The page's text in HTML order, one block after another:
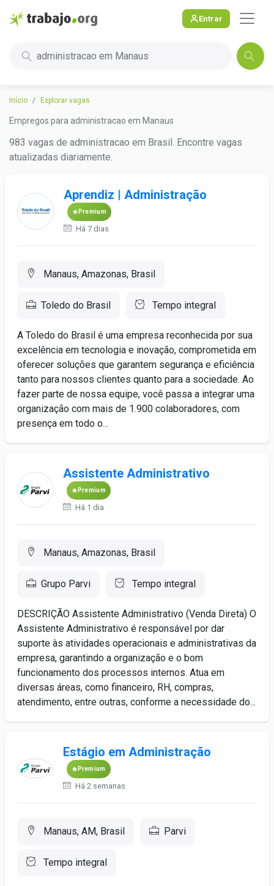
Entrar
administracao em Manaus
Início Explorar vagas
Empregos para administracao em Manaus
983 vagas de administracao em Brasil. Encontre vagas
atualizadas diariamente.
Aprendiz | Administração
Premium
Há 7 dias
Manaus, Amazonas, Brasil
Toledo do Brasil Tempo integral
A Toledo do Brasil é uma empresa reconhecida por sua
excelência em tecnologia e inovação, comprometida em
oferecer soluções que garantem segurança e eficiência
tanto para nossos clientes quanto para a sociedade. Ao
fazer parte de nossa equipe, você passa a integrar uma
organização com mais de 1.900 colaboradores, com
presença em todo o...
Assistente Administrativo
Premium
Há 1 dia
Manaus, Amazonas, Brasil
Grupo Parvi Tempo integral
DESCRIÇÃO Assistente Administrativo (Venda Direta) O
Assistente Administrativo é responsável por dar
suporte às atividades operacionais e administrativas da
empresa, garantindo a organização e o bom
funcionamento dos processos internos. Atua em
diversas áreas, como financeiro, RH, compras,
atendimento, entre outras, conforme a necessidade do...
Estágio em Administração
Premium
Há 2 semanas
Manaus, AM, Brasil Parvi
Tempo integral